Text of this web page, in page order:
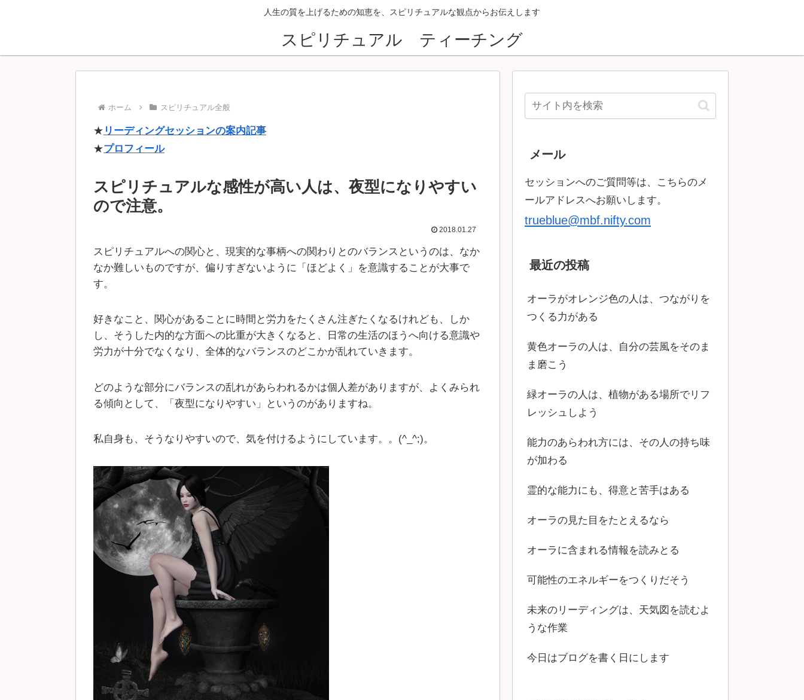
人生の質を上げるための知恵を、スピリチュアルな観点からお伝えします
スピリチュアル ティーチング
ホーム スピリチュアル全般
★ リーディングセッションの案内記事
★プロフィール
スピリチュアルな感性が高い人は、夜型になりやすい
ので注意。
2018.01.27
スピリチュアルへの関心と、現実的な事柄への関わりとのバランスというのは、なか
なか難しいものですが、偏りすぎないように「ほどよく」を意識することが大事で
す。
好きなこと、関心があることに時間と労力をたくさん注ぎたくなるけれども、しか
し、そうした内的な方面への比重が大きくなると、日常の生活のほうへ向ける意識や
労力が十分でなくなり、全体的なバランスのどこかが乱れていきます。
どのような部分にバランスの乱れがあらわれるかは個人差がありますが、よくみられ
る傾向として、「夜型になりやすい」というのがありますね。
私自身も、そうなりやすいので、気を付けるようにしています。。(^_^;)。
メール
セッションへのご質問等は、こちらのメ
ールアドレスへお願いします。
trueblue@mbf.nifty.com
最近の投稿
オーラがオレンジ色の人は、つながりを
つくる力がある
黄色オーラの人は、自分の芸風をそのま
ま磨こう
緑オーラの人は、植物がある場所でリフ
レッシュしよう
能力のあらわれ方には、その人の持ち味
が加わる
霊的な能力にも、得意と苦手はある
オーラの見た目をたとえるなら
オーラに含まれる情報を読みとる
可能性のエネルギーをつくりだそう
未来のリーディングは、天気図を読むよ
うな作業
今日はブログを書く日にします